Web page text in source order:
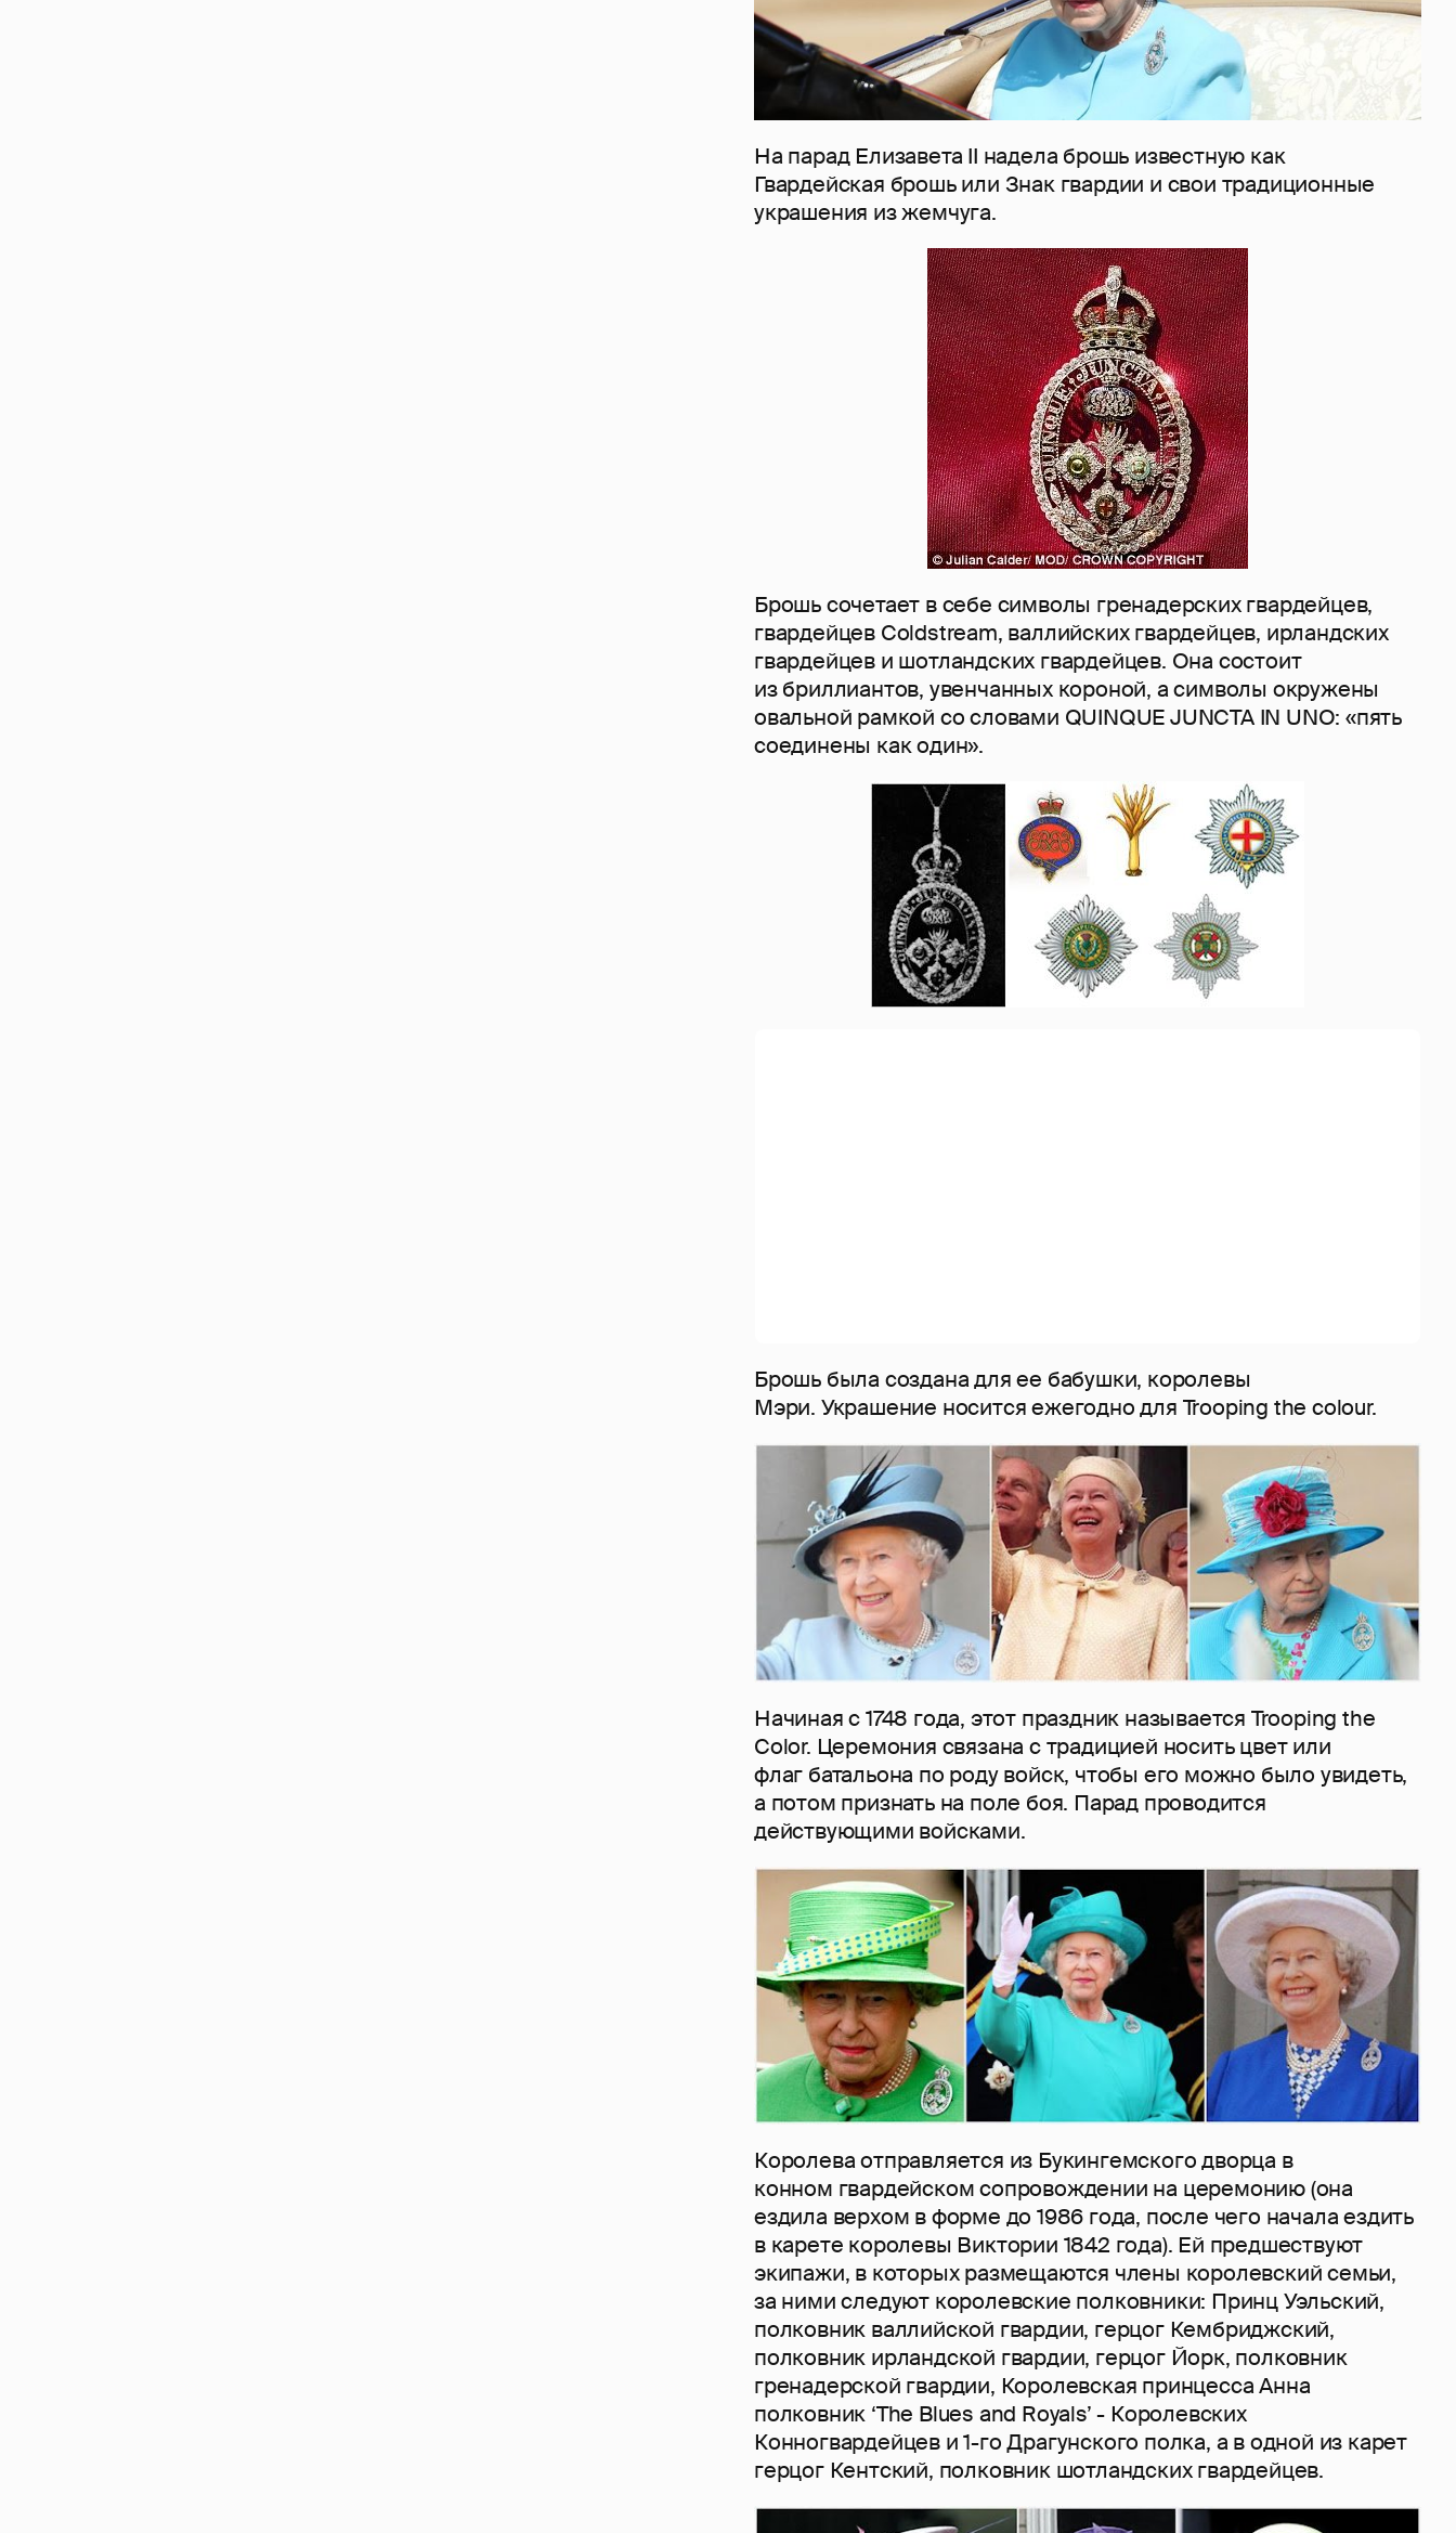
На парад Елизавета II надела брошь известную как
Гвардейская брошь или Знак гвардии и свои традиционные
украшения из жемчуга.
Брошь сочетает в себе символы гренадерских гвардейцев,
гвардейцев Coldstream, валлийских гвардейцев, ирландских
гвардейцев и шотландских гвардейцев. Она состоит
из бриллиантов, увенчанных короной, а символы окружены
овальной рамкой со словами QUINQUE JUNCTA IN UNO: «пять
соединены как один».
Брошь была создана для ее бабушки, королевы
Мэри. Украшение носится ежегодно для Trooping the colour.
Начиная с 1748 года, этот праздник называется Trooping the
Color. Церемония связана с традицией носить цвет или
флаг батальона по роду войск, чтобы его можно было увидеть,
а потом признать на поле боя. Парад проводится
действующими войсками.
Королева отправляется из Букингемского дворца в
конном гвардейском сопровождении на церемонию (она
ездила верхом в форме до 1986 года, после чего начала ездить
в карете королевы Виктории 1842 года). Ей предшествуют
экипажи, в которых размещаются члены королевский семьи,
за ними следуют королевские полковники: Принц Уэльский,
полковник валлийской гвардии, герцог Кембриджский,
полковник ирландской гвардии, герцог Йорк, полковник
гренадерской гвардии, Королевская принцесса Анна
полковник ‘The Blues and Royals’ - Королевских
Конногвардейцев и 1-го Драгунского полка, а в одной из карет
герцог Кентский, полковник шотландских гвардейцев.